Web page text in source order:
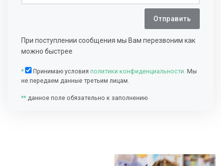
Отправить
При поступлении сообщения мы Вам перезвоним как
можно быстрее
* Принимаю условия политики конфиденциальности. Мы
не передаем данные третьим лицам.
** данное поле обязательно к заполнению